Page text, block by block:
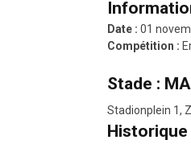
Date : 01
Compétition :
Stade :
Stadionplein 1,
Historique